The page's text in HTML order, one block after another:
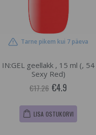
Tarne pikem kui 7 päeva
IN:GEL geellakk , 15 ml (, 54
Sexy Red)
€17.26 €4.9
LISA OSTUKORVI